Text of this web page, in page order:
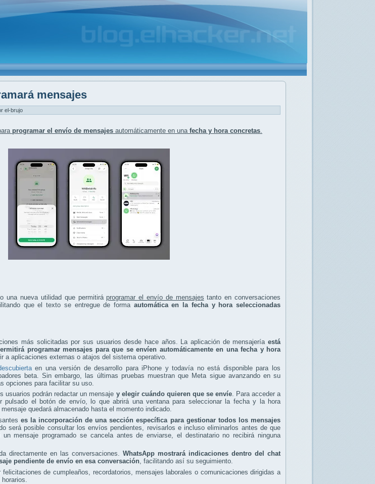
mensajes
el-brujo
programar el envío de mensajes automáticamente en una fecha y hora concretas
una nueva utilidad que permitiráprogramar el envío de mensajes tanto en conversaciones
que el texto se entregue de forma automática en la fecha y hora seleccionadas
más solicitadas por sus usuarios desde hace años. La aplicación de mensajería está
programar mensajes para que se envíen automáticamente en una fecha y hora
a aplicaciones externas o atajos del sistema operativo.
en una versión de desarrollo para iPhone y todavía no está disponible para los
beta. Sin embargo, las últimas pruebas muestran que Meta sigue avanzando en su
opciones para facilitar su uso.
usuarios podrán redactar un mensaje y elegir cuándo quieren que se envíe. Para acceder a
pulsado el botón de envío, lo que abrirá una ventana para seleccionar la fecha y la hora
quedará almacenado hasta el momento indicado.
es la incorporación de una sección específica para gestionar todos los mensajes
será posible consultar los envíos pendientes, revisarlos e incluso eliminarlos antes de que
mensaje programado se cancela antes de enviarse, el destinatario no recibirá ninguna
directamente en las conversaciones. WhatsApp mostrará indicaciones dentro del chat
pendiente de envío en esa conversación, facilitando así su seguimiento.
felicitaciones de cumpleaños, recordatorios, mensajes laborales o comunicaciones dirigidas a